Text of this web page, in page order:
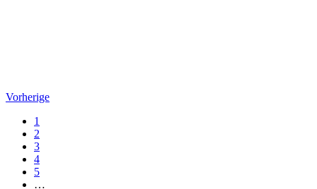
Vorherige
1
2
3
4
5
…